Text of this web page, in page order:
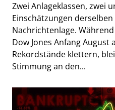
Zwei Anlageklassen, zwei
Einschätzungen derselben
Nachrichtenlage.
Dow Jones Anfang August
Rekordstände klettern,
Stimmung an den...